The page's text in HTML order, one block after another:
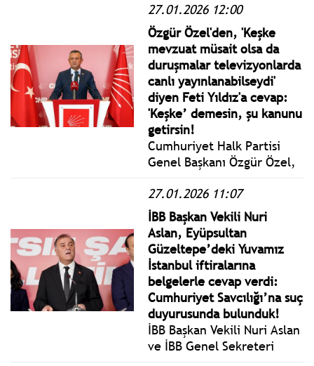
Demokrasi Partisi Eş Genel
Başkanları Tülay
Hatimoğulları ve Tuncer
Bakırhan’ı partisinin genel
merkezinde kabul etti.
27.01.2026 12:00
Özgür Özel'den, 'Keşke
mevzuat müsait olsa da
duruşmalar televizyonlarda
canlı yayınlanabilseydi'
diyen Feti Yıldız'a cevap:
'Keşke’ demesin, şu kanunu
getirsin!
Cumhuriyet Halk Partisi
Genel Başkanı Özgür Özel,
başkanları ziyareti basın
açıklamasında MHP Genel
Başkan Yardımcısı Feti
Yıldız’ın Aziz İhsan Aktaş
davasına yönelik
değerlendirmeleri hakkında
konuştu.
27.01.2026 11:07
İBB Başkan Vekili Nuri
Aslan, Eyüpsultan
Güzeltepe’deki Yuvamız
İstanbul iftiralarına
belgelerle cevap verdi:
Cumhuriyet Savcılığı’na suç
duyurusunda bulunduk!
İBB Başkan Vekili Nuri Aslan
ve İBB Genel Sekreteri